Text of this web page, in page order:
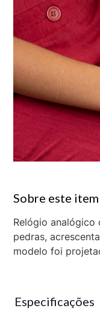
Relógio
pedras,
modelo foi
Especificações